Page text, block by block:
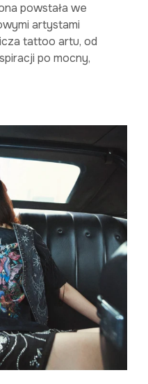
powstała we
artystami
tattoo artu, od
po mocny,